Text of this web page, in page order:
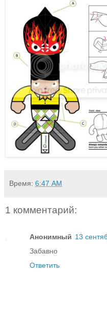
Время: 6:47 AM
1 комментарий:
Анонимный 13
Забавно
Ответить